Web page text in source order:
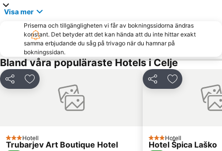
Visa mer
Priserna och tillgängligheten vi får av bokningssidorna ändras
konstant. Det betyder att det kan hända att du inte hittar exakt
samma erbjudande du såg på trivago när du hamnar på
bokningssidan.
Bland våra populäraste Hotels i Celje
Dela Lägg till i Mina Favoriter
3 Stjärnor
Hotell
Trubarjev Art Boutique Hotel
Dela Lägg till i
3 Stjärnor
Hotell
Hotel Špica Laško